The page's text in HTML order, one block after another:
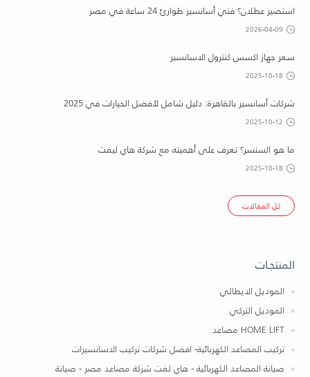
اسنصير عطلان؟ فني أسانسير طوارئ 24 ساعة في مصر
2026-04-09
سعر جهاز اكسس كنترول الاسانسير
2025-10-18
شركات أسانسير بالقاهرة: دليل شامل لأفضل الخيارات في 2025
2025-10-12
ما هو السنسر؟ تعرف على أهميته مع شركة هاي ليفت
2025-10-18
كل المقالات
المنتجـات
الموديل الايطالي
الموديل التركي
HOME LIFT مصاعد
تركيب المصاعد الكهربائية- افضل شركات تركيب الاسانسيرات
صيانة المصاعد الكهربائية - هاي لفت شركة مصاعد مصر - صيانة